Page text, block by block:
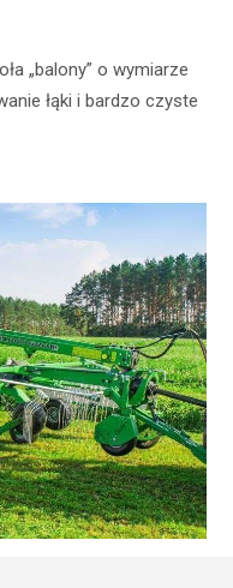
„balony” o wymiarze
łąki i bardzo czyste